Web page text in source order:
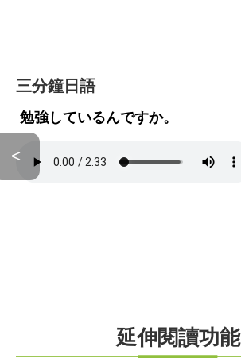
三分鐘日語
勉強しているんですか。
<
延伸閱讀功能